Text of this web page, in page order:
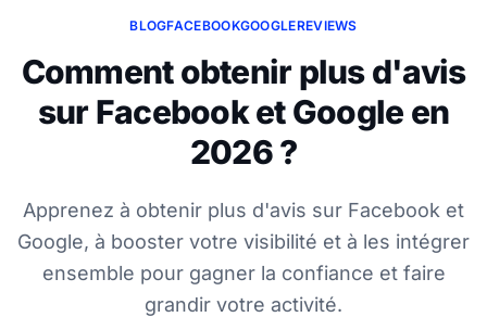
BLOGFACEBOOKGOOGLEREVIEWS
Comment obtenir plus d'avis
sur Facebook et Google en
2026 ?
Apprenez à obtenir plus d'avis sur Facebook et
Google, à booster votre visibilité et à les intégrer
ensemble pour gagner la confiance et faire
grandir votre activité.